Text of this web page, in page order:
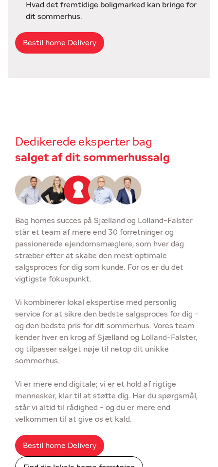
Hvad det fremtidige boligmarked kan bringe for
dit sommerhus.
Bestil home Delivery
Dedikerede eksperter bag
salget af dit sommerhussalg
Bag homes succes på Sjælland og Lolland-Falster
står et team af mere end 30 forretninger og
passionerede ejendomsmæglere, som hver dag
stræber efter at skabe den mest optimale
salgsproces for dig som kunde. For os er du det
vigtigste fokuspunkt.
Vi kombinerer lokal ekspertise med personlig
service for at sikre den bedste salgsproces for dig -
og den bedste pris for dit sommerhus. Vores team
kender hver en krog af Sjælland og Lolland-Falster,
og tilpasser salget nøje til netop dit unikke
sommerhus.
Vi er mere end digitale; vi er et hold af rigtige
mennesker, klar til at støtte dig. Har du spørgsmål,
står vi altid til rådighed - og du er mere end
velkommen til at give os et kald.
Bestil home Delivery